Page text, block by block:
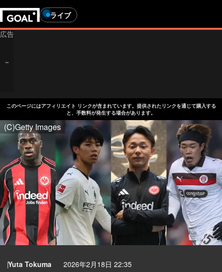
ライブ
このページにはアフィリエイト リンクが含まれています。提供されたリンクを通じて購入する
と、手数料が発生する場合があります。
(C)Getty Images
Yuta Tokuma 2026年2月18日 22:35